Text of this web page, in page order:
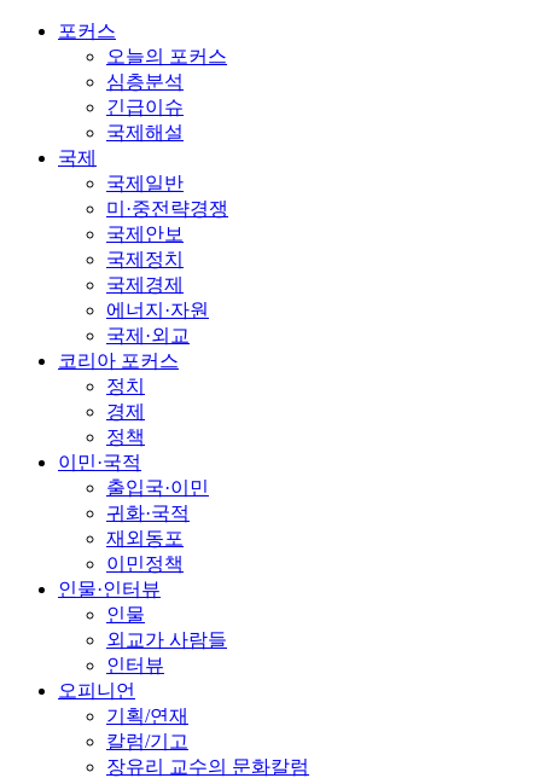
포커스
오늘의 포커스
심층분석
긴급이슈
국제해설
국제
국제일반
미·중전략경쟁
국제안보
국제정치
국제경제
에너지·자원
국제·외교
코리아 포커스
정치
경제
정책
이민·국적
출입국·이민
귀화·국적
재외동포
이민정책
인물·인터뷰
인물
외교가 사람들
인터뷰
오피니언
기획/연재
칼럼/기고
장유리 교수의 문화칼럼